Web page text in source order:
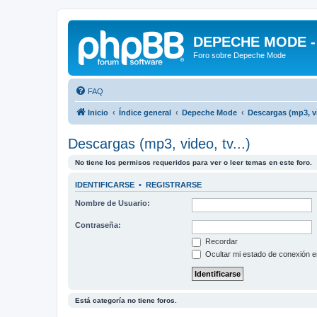
DEPECHE MODE
Foro sobre Depeche Mode
FAQ
Inicio Índice general Depeche Mode Descargas (mp3,
Descargas (mp3, video, tv...)
No tiene los permisos requeridos para ver o leer temas en este foro.
IDENTIFICARSE • REGISTRARSE
Nombre de Usuario:
Contraseña:
Recordar
Ocultar mi estado de conexión
Está categoría no tiene foros.